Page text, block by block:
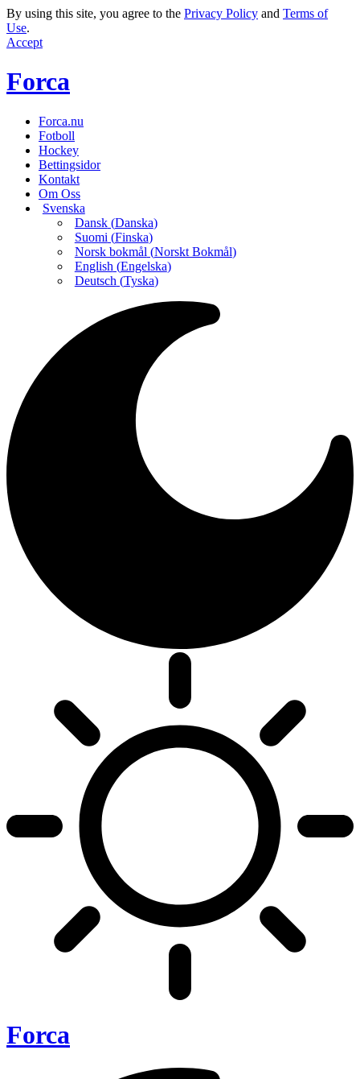
By using this site, you agree to the Privacy Policy and Terms of
Use.
Accept
Forca
Forca.nu
Fotboll
Hockey
Bettingsidor
Kontakt
Om Oss
Svenska
Dansk(Danska)
Suomi (Finska)
Norsk bokmål (Norskt Bokmål)
English (Engelska)
Deutsch (Tyska)
Forca